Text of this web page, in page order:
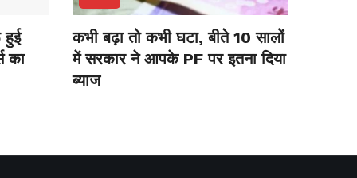
का
कभी बढ़ा तो कभी घटा, बीते 10 सालों
में सरकार ने आपके PF पर इतना दिया
ब्याज